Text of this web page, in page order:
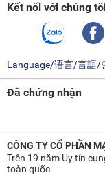
Kết nối với chúng
Language/语言/言語/
Đã chứng nhận
CÔNG TY CỔ PHẦN
Trên 19 năm Uy tín
toàn quốc